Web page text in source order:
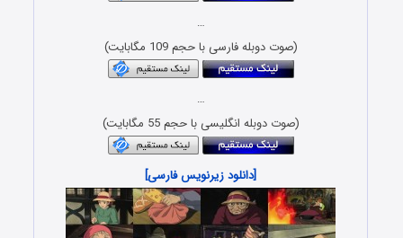
…
(صوت دوبله فارسی با حجم 109 مگابایت)
…
(صوت دوبله انگلیسی با حجم 55 مگابایت)
[دانلود زیرنویس فارسی]